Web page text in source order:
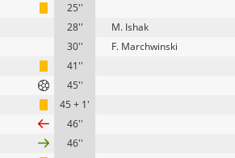
25''
28''
M. Ishak
30''
F. Marchwinski
41''
45''
45 + 1'
46''
46''